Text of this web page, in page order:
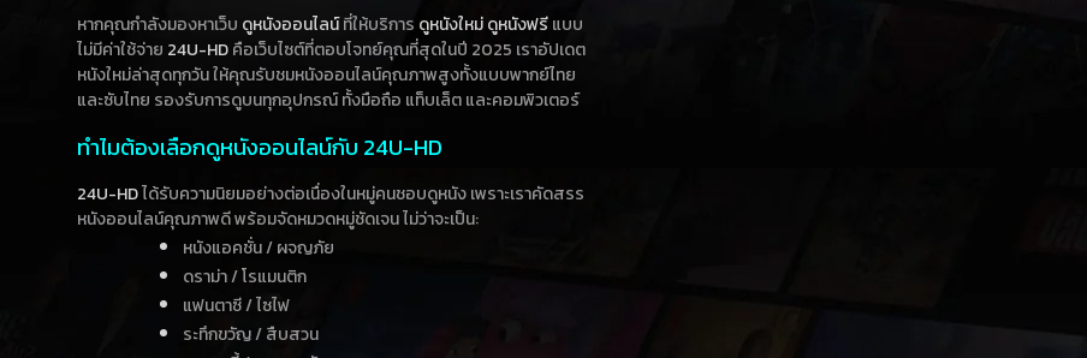
หากคุณกำลังมองหาเว็บ ดูหนังออนไลน์ที่ให้บริการ ดูหนังใหม่ดูหนังฟรีแบบ
ไม่มีค่าใช้จ่าย 24U-HDคือเว็บไซต์ที่ตอบโจทย์คุณที่สุดในปี 2025 เราอัปเดต
หนังใหม่ล่าสุดทุกวัน ให้คุณรับชมหนังออนไลน์คุณภาพสูงทั้งแบบพากย์ไทย
และซับไทย รองรับการดูบนทุกอุปกรณ์ ทั้งมือถือ แท็บเล็ต และคอมพิวเตอร์
ทำไมต้องเลือกดูหนังออนไลน์กับ 24U-HD
24U-HDได้รับความนิยมอย่างต่อเนื่องในหมู่คนชอบดูหนัง เพราะเราคัดสรร
หนังออนไลน์คุณภาพดี พร้อมจัดหมวดหมู่ชัดเจน ไม่ว่าจะเป็น:
หนังแอคชั่น / ผจญภัย
ดราม่า / โรแมนติก
แฟนตาซี / ไซไฟ
ระทึกขวัญ / สืบสวน